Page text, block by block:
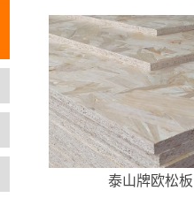
泰山牌欧松板